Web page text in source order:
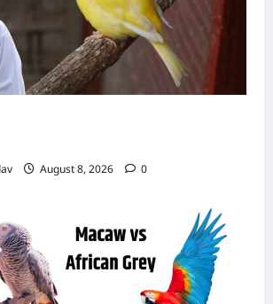
August 8, 2026 0